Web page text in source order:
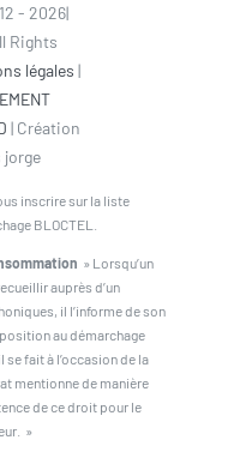
- 2026|
Rights
légales |
| Création
jorge
inscrire sur la liste
BLOCTEL.
» Lorsqu’un
auprès d’un
il l’informe de son
au démarchage
fait à l’occasion de la
mentionne de manière
de ce droit pour le
»